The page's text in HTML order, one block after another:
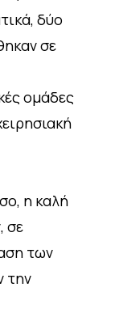
δύο
σε
ομάδες
η καλή
σε
των
την